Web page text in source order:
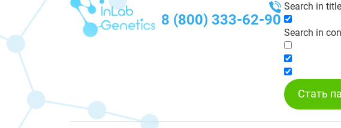
8 (800) 333-62-90
Search in title
Search in
Стать